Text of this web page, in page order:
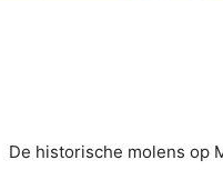
De historische molens op